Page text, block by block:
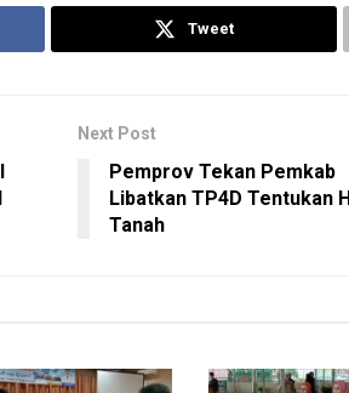
Tweet
Next Post
Pemprov Tekan Pemkab
Libatkan TP4D Tentukan
Tanah